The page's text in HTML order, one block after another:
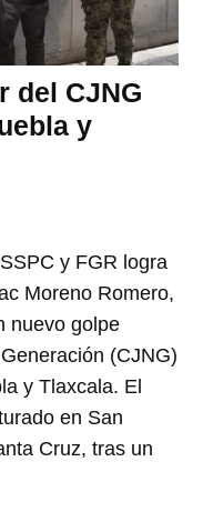
del CJNG
y
y FGR logra
Moreno Romero,
nuevo golpe
(CJNG)
y Tlaxcala. El
en San
Cruz, tras un